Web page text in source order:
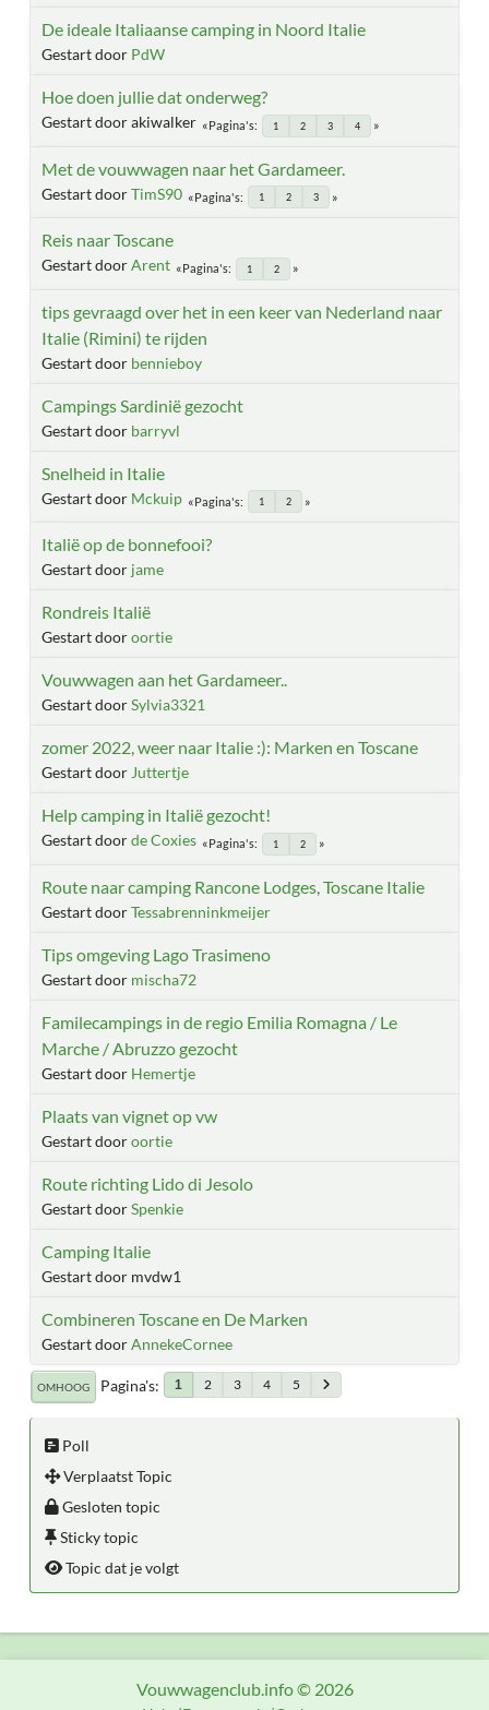
De ideale Italiaanse camping in Noord Italie
Gestart door PdW
Hoe doen jullie dat onderweg?
Gestart door akiwalker Pagina's 1 2 3 4
Met de vouwwagen naar het Gardameer.
Gestart doorTimS90 Pagina's 1 2 3
Reis naar Toscane
Gestart doorArent Pagina's 1 2
tips gevraagd over het in een keer van Nederland naar
Italie (Rimini) te rijden
Gestart door bennieboy
Campings Sardinië gezocht
Gestart door barryvl
Snelheid in Italie
Gestart door Mckuip Pagina's 1 2
Italië op de bonnefooi?
Gestart door jame
Rondreis Italië
Gestart dooroortie
Vouwwagen aan het Gardameer..
Gestart doorSylvia3321
zomer 2022, weer naar Italie :): Marken en Toscane
Gestart door Juttertje
Help camping in Italië gezocht!
Gestart doorde Coxies Pagina's 1 2
Route naar camping Rancone Lodges, Toscane Italie
Gestart doorTessabrenninkmeijer
Tips omgeving Lago Trasimeno
Gestart door mischa72
Familecampings in de regio Emilia Romagna / Le
Marche / Abruzzo gezocht
Gestart door Hemertje
Plaats van vignet op vw
Gestart dooroortie
Route richting Lido di Jesolo
Gestart doorSpenkie
Camping Italie
Gestart door mvdw1
Combineren Toscane en De Marken
Gestart doorAnnekeCornee
OMHOOG Pagina's 1 2 3 4 5
Poll
Verplaatst Topic
Gesloten topic
Sticky topic
Topic dat je volgt
Vouwwagenclub.info © 2026